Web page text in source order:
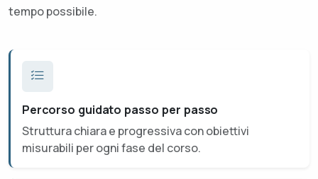
tempo possibile.
Percorso guidato passo per passo
Struttura chiara e progressiva con obiettivi
misurabili per ogni fase del corso.